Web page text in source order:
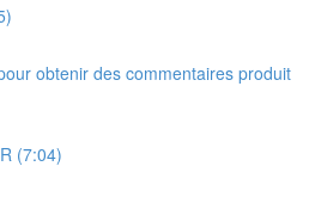
obtenir des commentaires produit
(7:04)